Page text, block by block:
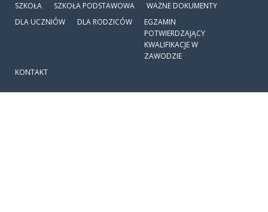
SZKOŁA
SZKOŁA PODSTAWOWA
WAŻNE DOKUMENTY
DLA UCZNIÓW
DLA RODZICÓW
EGZAMIN
POTWIERDZAJĄCY
KWALIFIKACJE W
ZAWODZIE
KONTAKT